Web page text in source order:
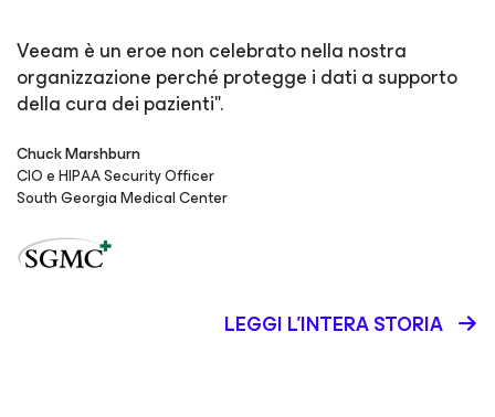
Veeam è un eroe non celebrato nella nostra
organizzazione perché protegge i dati a supporto
della cura dei pazienti".
Chuck Marshburn
CIO e HIPAA Security Officer
South Georgia Medical Center
LEGGI L'INTERA STORIA